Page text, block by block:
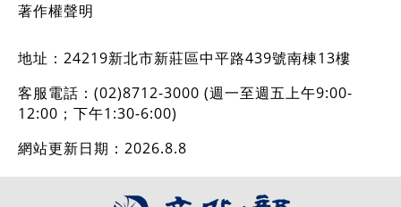
著作權聲明
地址：24219新北市新莊區中平路439號南棟13樓
客服電話：(02)8712-3000 (週一至週五上午9:00-
12:00；下午1:30-6:00)
網站更新日期： 2026.8.8